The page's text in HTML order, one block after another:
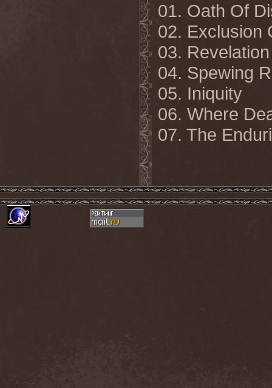
01. Oath Of
02. Exclusion
03.
04. Spewing
05. Iniquity
06. Where
07. The